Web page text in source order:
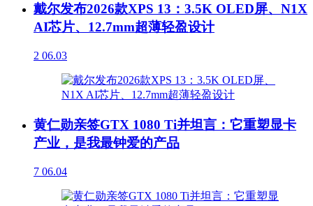
戴尔发布2026款XPS 13：3.5K OLED屏、N1X
AI芯片、12.7mm超薄轻盈设计
2 06.03
黄仁勋亲签GTX 1080 Ti并坦言：它重塑显卡
产业，是我最钟爱的产品
7 06.04